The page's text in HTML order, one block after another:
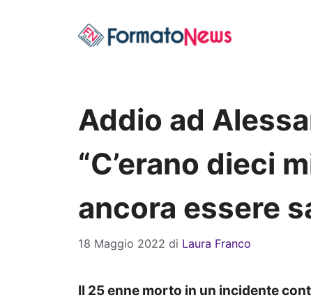
Addio ad
“C’erano dieci
ancora essere
18 Maggio 2022 di Laura Franco
Il 25 enne morto in un incidente